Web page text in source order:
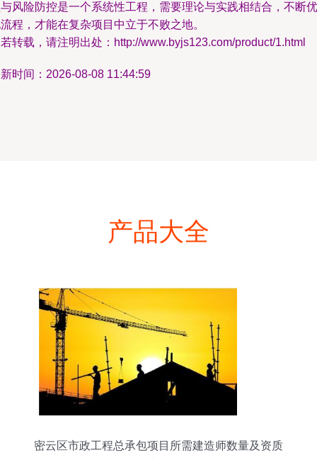
风险防控是一个系统性工程，需要理论与实践相结合，不断优
程，才能在复杂项目中立于不败之地。
转载，请注明出处：http://www.byjs123.com/product/1.html
时间：2026-08-08 11:44:59
产品大全
密云区市政工程总承包项目所需建造师数量及资质